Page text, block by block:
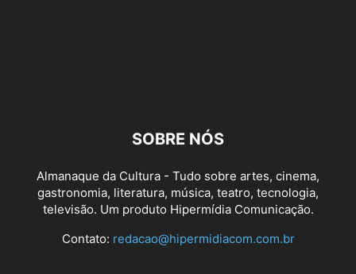
SOBRE NÓS
Almanaque da Cultura - Tudo sobre artes, cinema,
gastronomia, literatura, música, teatro, tecnologia,
televisão. Um produto Hipermídia Comunicação.
Contato: redacao@hipermidiacom.com.br